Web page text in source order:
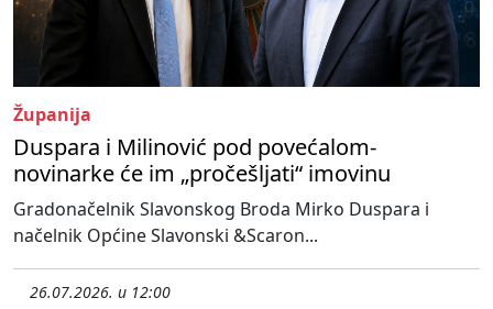
Županija
Duspara i Milinović pod povećalom-
novinarke će im „pročešljati“ imovinu
Gradonačelnik Slavonskog Broda Mirko Duspara i
načelnik Općine Slavonski &Scaron...
26.07.2026. u 12:00